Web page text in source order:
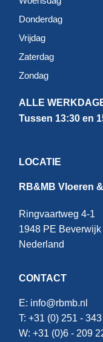
Donderdag
Vrijdag
Zaterdag
Zondag
ALLE
Tussen 13:30 en
LOCATIE
RB&MB Vloeren
Ringvaartweg 4-1
1948 PE Beverwijk
Nederland
CONTACT
E: info@rbmb.nl
T: +31 (0) 251 -
W: +31 (0)6 - 209